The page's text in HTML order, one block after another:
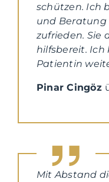
schützen. Ich
und Beratung
zufrieden. Sie
hilfsbereit. Ich
Patientin
Pinar Cingöz
Mit Abstand